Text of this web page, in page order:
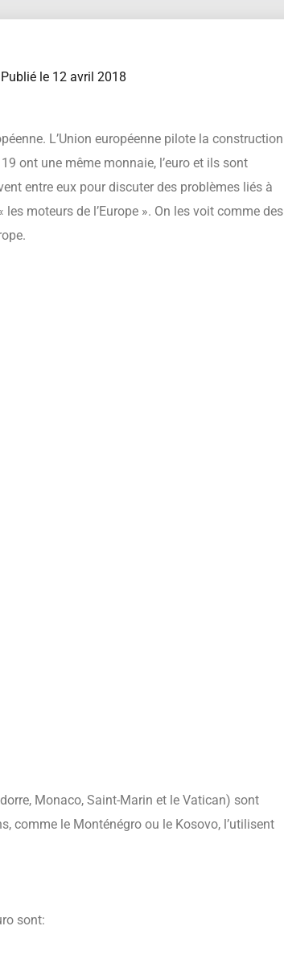
Publié le 12 avril 2018
L’Union européenne pilote la construction
ont une même monnaie, l’euro et ils sont
entre eux pour discuter des problèmes liés à
moteurs de l’Europe ». On les voit comme des
Monaco, Saint-Marin et le Vatican) sont
comme le Monténégro ou le Kosovo, l’utilisent
sont: